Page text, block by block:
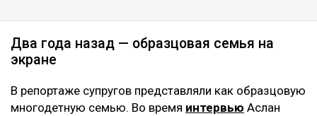
Два года назад — образцовая семья на
экране
В репортаже супругов представляли как образцовую
многодетную семью. Во время интервью Аслан